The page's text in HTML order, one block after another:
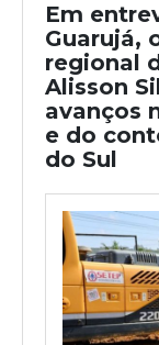
Em
Guarujá,
regional
Alisson
avanços
e do
do Sul